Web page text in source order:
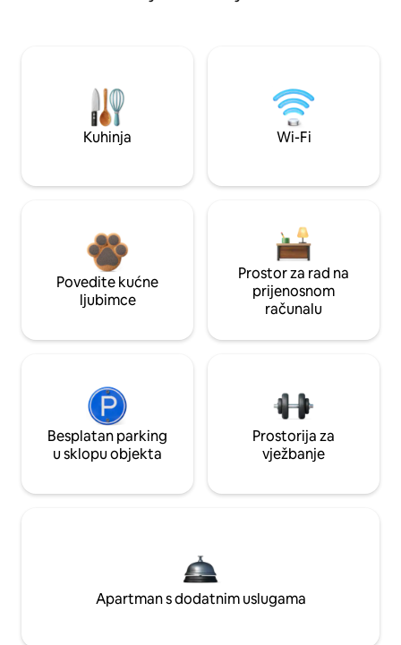
Kuhinja Wi-Fi
Povedite kućne
ljubimce
Prostor za rad na
prijenosnom
računalu
Besplatan parking
u sklopu objekta
Prostorija za
vježbanje
Apartman s dodatnim uslugama